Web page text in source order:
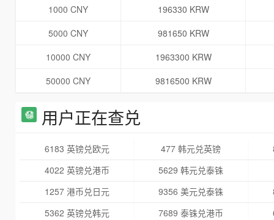
1000 CNY
196330 KRW
5000 CNY
981650 KRW
10000 CNY
1963300 KRW
50000 CNY
9816500 KRW
用户正在查兑
6183 英镑兑欧元 477 韩元兑英镑
4022 英镑兑港币
5629 韩元兑泰铢
1257 港币兑日元
9356 美元兑泰铢
5362 英镑兑韩元
7689 泰铢兑港币